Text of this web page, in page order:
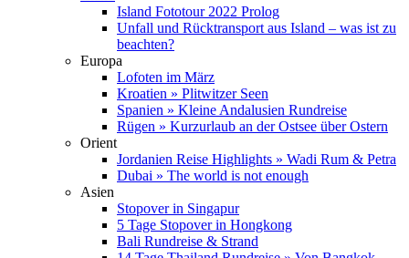
Island Fototour 2022 Prolog
Unfall und Rücktransport aus Island – was ist zu
beachten?
Europa
Lofoten im März
Kroatien » Plitwitzer Seen
Spanien » Kleine Andalusien Rundreise
Rügen » Kurzurlaub an der Ostsee über Ostern
Orient
Jordanien Reise Highlights » Wadi Rum & Petra
Dubai » The world is not enough
Asien
Stopover in Singapur
5 Tage Stopover in Hongkong
Bali Rundreise & Strand